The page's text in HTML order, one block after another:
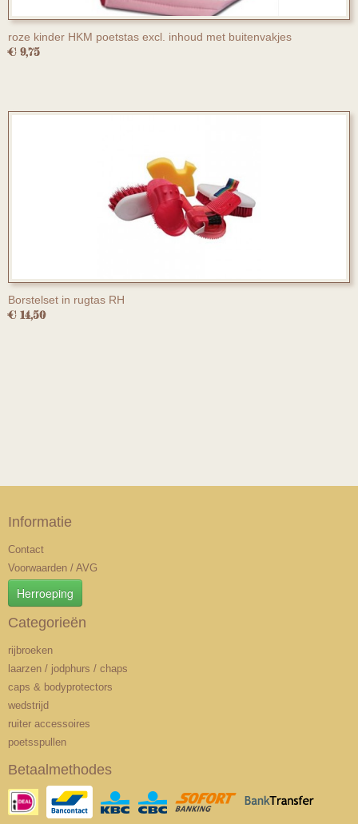
roze kinder HKM poetstas excl. inhoud met buitenvakjes
€ 9,75
Borstelset in rugtas RH
€ 14,50
Informatie
Contact
Voorwaarden / AVG
Herroeping
Categorieën
rijbroeken
laarzen / jodphurs / chaps
caps & bodyprotectors
wedstrijd
ruiter accessoires
poetsspullen
Betaalmethodes